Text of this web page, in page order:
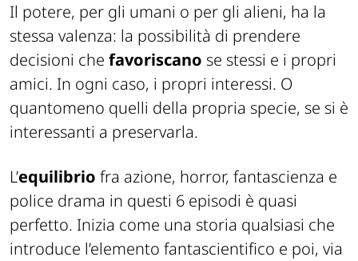
Il potere, per gli umani o per gli alieni, ha la
stessa valenza: la possibilità di prendere
decisioni che favoriscano se stessi e i propri
amici. In ogni caso, i propri interessi. O
quantomeno quelli della propria specie, se si è
interessanti a preservarla.
L’equilibrio fra azione, horror, fantascienza e
police drama in questi 6 episodi è quasi
perfetto. Inizia come una storia qualsiasi che
introduce l’elemento fantascientifico e poi, via